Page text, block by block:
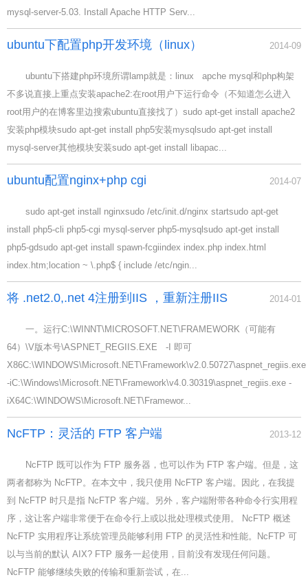
mysql-server-5.03. Install Apache HTTP Serv...
ubuntu下配置php开发环境（linux） 2014-09
ubuntu下搭建php环境所谓lamp就是：linux apche mysql和php构架
不多说直接上重点安装apache2:在root用户下运行命令（不知道怎么进入
root用户的在博客里边搜索ubuntu直接找了）sudo apt-get install apache2
安装php模块sudo apt-get install php5安装mysqlsudo apt-get install
mysql-server其他模块安装sudo apt-get install libapac...
ubuntu配置nginx+php cgi 2014-07
sudo apt-get install nginxsudo /etc/init.d/nginx startsudo apt-get
install php5-cli php5-cgi mysql-server php5-mysqlsudo apt-get install
php5-gdsudo apt-get install spawn-fcgiindex index.php index.html
index.htm;location ~ \.php$ { include /etc/ngin...
将 .net2.0,.net 4注册到IIS ，重新注册IIS 2014-01
一。运行C:\WINNT\MICROSOFT.NET\FRAMEWORK（可能有
64）\V版本号\ASPNET_REGIIS.EXE -I 即可
X86C:\WINDOWS\Microsoft.NET\Framework\v2.0.50727\aspnet_regiis.exe
-iC:\Windows\Microsoft.NET\Framework\v4.0.30319\aspnet_regiis.exe -
iX64C:\WINDOWS\Microsoft.NET\Framewor...
NcFTP：灵活的 FTP 客户端 2013-12
NcFTP 既可以作为 FTP 服务器，也可以作为 FTP 客户端。但是，这
两者都称为 NcFTP。在本文中，我只使用 NcFTP 客户端。因此，在我提
到 NcFTP 时只是指 NcFTP 客户端。另外，客户端附带各种命令行实用程
序，这让客户端非常便于在命令行上或以批处理模式使用。 NcFTP 概述
NcFTP 实用程序让系统管理员能够利用 FTP 的灵活性和性能。NcFTP 可
以与当前的默认 AIX? FTP 服务一起使用，目前没有发现任何问题。
NcFTP 能够继续失败的传输和重新尝试，在...